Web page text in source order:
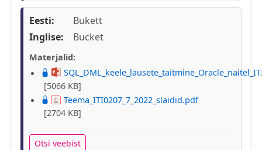
Eesti:
Bukett
Inglise:
Bucket
Materjalid:
[5066 KB]
Teema_ITI0207_7_2022_slaidid.pdf
[2704 KB]
Otsi veebist